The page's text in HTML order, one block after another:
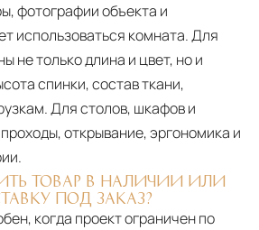
фотографии объекта и
использоваться комната. Для
не только длина и цвет, но и
спинки, состав ткани,
Для столов, шкафов и
открывание, эргономика и
ТОВАР В НАЛИЧИИ ИЛИ
ПОД ЗАКАЗ?
когда проект ограничен по